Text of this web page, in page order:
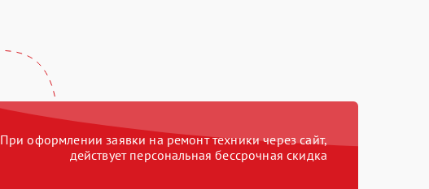
При оформлении заявки на ремонт техники через сайт,
действует персональная бессрочная скидка